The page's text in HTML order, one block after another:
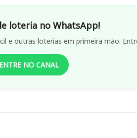
loteria no WhatsApp!
e outras loterias em primeira mão.
ENTRE NO CANAL